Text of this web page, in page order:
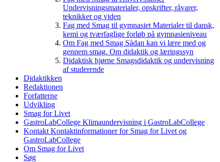
Undervisningsmaterialer, opskrifter, råvarer,
teknikker og viden
Fag med Smag til gymnasiet Materialer til dansk,
kemi og tværfaglige forløb på gymnasieniveau
Om Fag med Smag Sådan kan vi lære med og
gennem smag. Om didaktik og læringssyn
Didaktisk hjørne Smagsdidaktik og undervisning
af studerende
Didaktikken
Redaktionen
Forfatterne
Udvikling
Smag for Livet
GastroLabCollege Klimaundervisning i GastroLabCollege
Kontakt Kontaktinformationer for Smag for Livet og
GastroLabCollege
Om Smag for Livet
Søg